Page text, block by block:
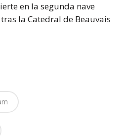
en la segunda nave
la Catedral de Beauvais